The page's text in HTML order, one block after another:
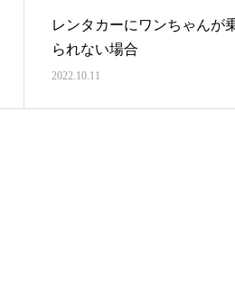
レンタカーにワンちゃんが
られない場合
2022.10.11